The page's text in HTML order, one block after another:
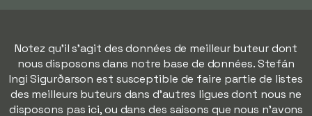
Notez qu'il s'agit des données de meilleur buteur dont
nous disposons dans notre base de données. Stefán
Ingi Sigurðarson est susceptible de faire partie de listes
des meilleurs buteurs dans d'autres ligues dont nous ne
disposons pas ici, ou dans des saisons que nous n'avons